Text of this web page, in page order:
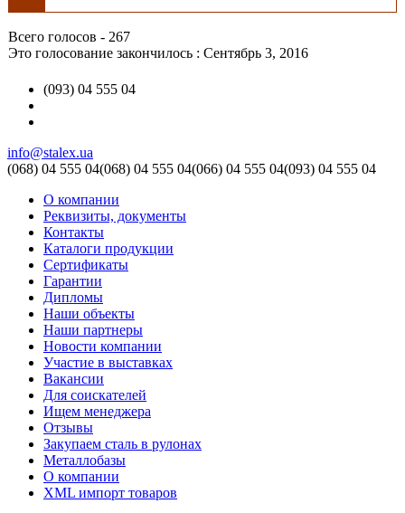
Всего голосов - 267
Это голосование закончилось : Сентябрь 3, 2016
(093) 04 555 04
info@stalex.ua
(068) 04 555 04(068) 04 555 04(066) 04 555 04(093) 04 555 04
О компании
Реквизиты, документы
Контакты
Каталоги продукции
Сертификаты
Гарантии
Дипломы
Наши объекты
Наши партнеры
Новости компании
Участие в выставках
Вакансии
Для соискателей
Ищем менеджера
Отзывы
Закупаем сталь в рулонах
Металлобазы
О компании
XML импорт товаров